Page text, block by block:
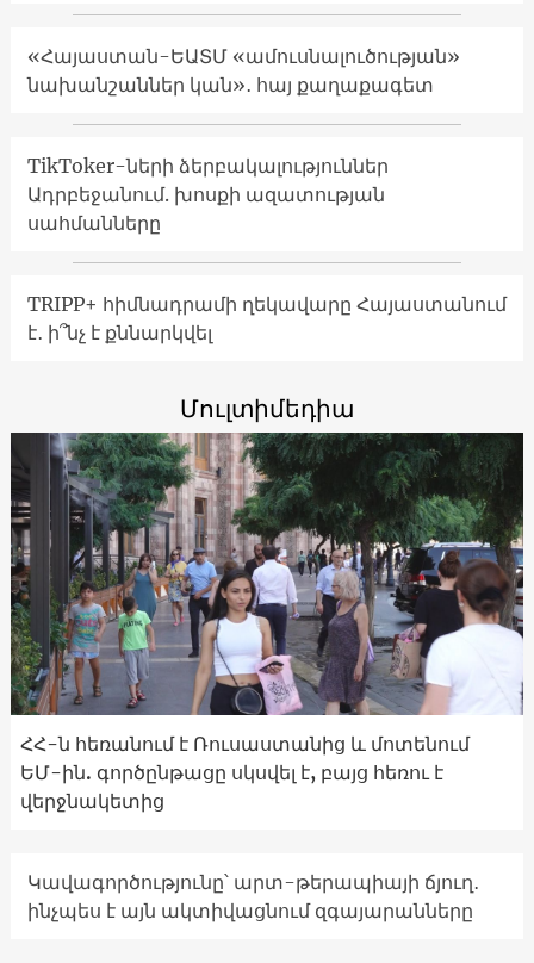
«Հայաստան-ԵԱՏՄ «ամուսնալուծության»
նախանշաններ կան»․ հայ քաղաքագետ
TikToker-ների ձերբակալություններ
Ադրբեջանում. խոսքի ազատության
սահմանները
TRIPP+ հիմնադրամի ղեկավարը Հայաստանում
է․ ի՞նչ է քննարկվել
Մուլտիմեդիա
ՀՀ-ն հեռանում է Ռուսաստանից և մոտենում
ԵՄ-ին. գործընթացը սկսվել է, բայց հեռու է
վերջնակետից
Կավագործությունը՝ արտ-թերապիայի ճյուղ․
ինչպես է այն ակտիվացնում զգայարանները